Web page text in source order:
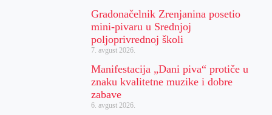
Gradonačelnik Zrenjanina posetio
mini-pivaru u Srednjoj
poljoprivrednoj školi
7. avgust 2026.
Manifestacija „Dani piva“ protiče u
znaku kvalitetne muzike i dobre
zabave
6. avgust 2026.